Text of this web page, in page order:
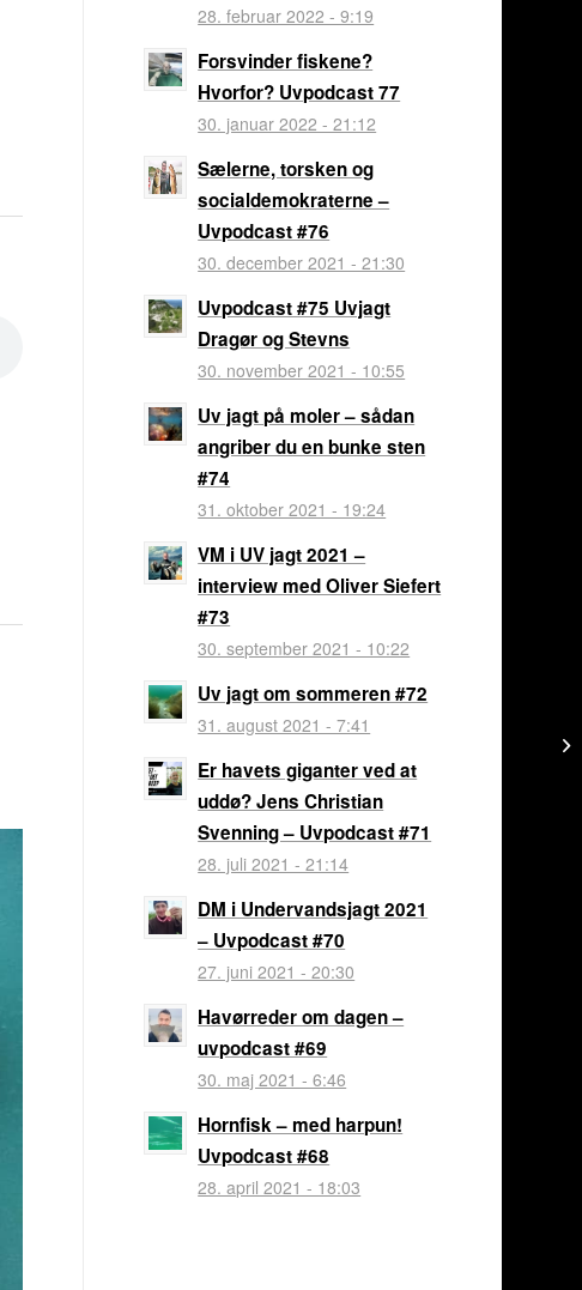
28. februar 2022 - 9:19
Forsvinder fiskene?
Hvorfor? Uvpodcast 77
30. januar 2022 - 21:12
Sælerne, torsken og
socialdemokraterne –
Uvpodcast #76
30. december 2021 - 21:30
Uvpodcast #75 Uvjagt
Dragør og Stevns
30. november 2021 - 10:55
Uv jagt på moler – sådan
angriber du en bunke sten
#74
31. oktober 2021 - 19:24
VM i UV jagt 2021 –
interview med Oliver Siefert
#73
30. september 2021 - 10:22
Uv jagt om sommeren #72
31. august 2021 - 7:41
Er havets giganter ved at
uddø? Jens Christian
Svenning – Uvpodcast #71
28. juli 2021 - 21:14
DM i Undervandsjagt 2021
– Uvpodcast #70
27. juni 2021 - 20:30
Havørreder om dagen –
uvpodcast #69
30. maj 2021 - 6:46
Hornfisk – med harpun!
Uvpodcast #68
28. april 2021 - 18:03